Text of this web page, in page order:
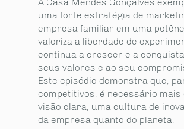
uma forte estratégia de
empresa familiar em uma
valoriza a liberdade de
continua a crescer e a
seus valores e ao seu
Este episódio demonstra que,
competitivos, é necessário
visão clara, uma cultura de
da empresa quanto do planeta.